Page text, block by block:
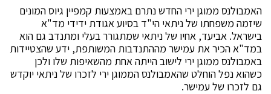
האמבולנס ממוגן ירי החדש נתרם באמצעות קמפיין גיוס המונים
שיזמה משפחתו של ניתאי הי"ד בסיוע אגודת ידידי מד"א
בישראל. אביעד, אחיו של ניתאי שמתגורר בעלי ומתנדב גם הוא
במד"א הכיר את עמישר מההתנדבות המשותפת, ידע שהצטיידות
באמבולנס ממוגן ירי לישוב הייתה אחת מהשאיפות שלו ולכן
כשהוא נפל הוחלט שהאמבולנס הממוגן ירי לזכרו של ניתאי יוקדש
גם לזכרו של עמישר.